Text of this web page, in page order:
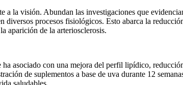
a la visión. Abundan las investigaciones que
procesos fisiológicos. Esto abarca la
aparición de la arteriosclerosis.
asociado con una mejora del perfil lipídico,
de suplementos a base de uva durante 12